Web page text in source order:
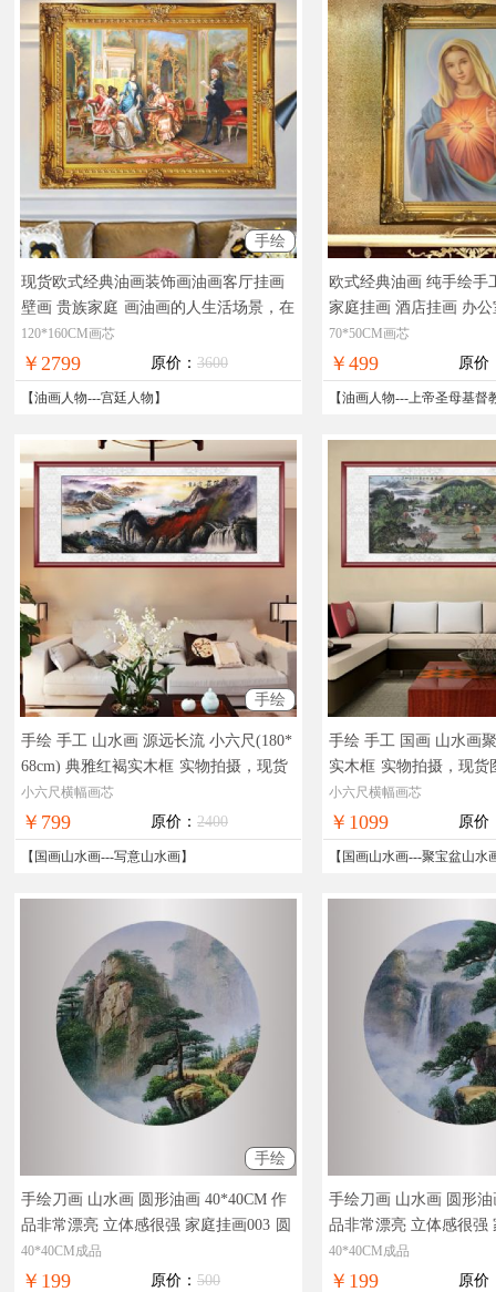
手绘
现货欧式经典油画装饰画油画客厅挂画
壁画 贵族家庭 画油画的人生活场景，在
线支付，全国免邮
120*160CM画芯
￥2799 原价： 3600
【油画人物---宫廷人物 】
欧式经典油画 纯手绘手
家庭挂画 酒店挂画 办
画，现货图片，在线支
70*50CM画芯
￥499 原价
【油画人物---上帝圣母基督
手绘
手绘 手工 山水画 源远长流 小六尺(180*
68cm) 典雅红褐实木框 实物拍摄，现货
图片，在线支付，全国免邮
小六尺横幅画芯
￥799 原价： 2400
【 国画山水画---写意山水画】
手绘 手工 国画 山水画
实木框 实物拍摄，现货
付，全国免邮
小六尺横幅画芯
￥1099 原价
【 国画山水画---聚宝盆山水
手绘
手绘刀画 山水画 圆形油画 40*40CM 作
品非常漂亮 立体感很强 家庭挂画003 圆
形油画，实物拍摄，现货图片，在线支
付，全国免邮
40*40CM成品
￥199 原价： 500
手绘刀画 山水画 圆形油
品非常漂亮 立体感很强
物拍摄，现货图片，在
邮
40*40CM成品
￥199 原价